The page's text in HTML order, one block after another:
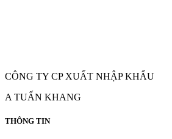
CÔNG TY CP XUẤT NHẬP KHẨU
A TUẤN KHANG
THÔNG TIN